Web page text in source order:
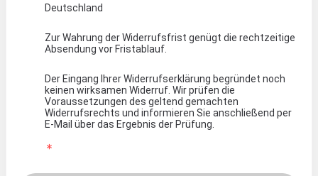
Deutschland
Zur Wahrung der Widerrufsfrist genügt die rechtzeitige
Absendung vor Fristablauf.
Der Eingang Ihrer Widerrufserklärung begründet noch
keinen wirksamen Widerruf. Wir prüfen die
Voraussetzungen des geltend gemachten
Widerrufsrechts und informieren Sie anschließend per
E-Mail über das Ergebnis der Prüfung.